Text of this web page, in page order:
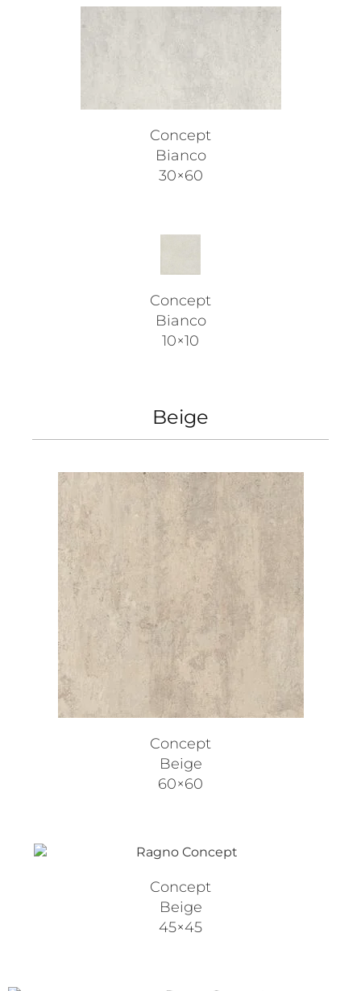
Concept
Bianco
30×60
Concept
Bianco
10×10
Beige
Concept
Beige
60×60
Concept
Beige
45×45